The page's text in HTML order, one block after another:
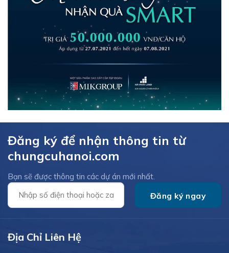
Đăng ký để nhận thông tin từ
chungcuhanoi.com
Bạn sẽ được thông tin các dự án mới nhất.
Địa Chỉ Liên Hệ